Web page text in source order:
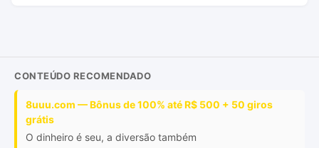
CONTEÚDO RECOMENDADO
8uuu.com — Bônus de 100% até R$ 500 + 50 giros
grátis
O dinheiro é seu, a diversão também